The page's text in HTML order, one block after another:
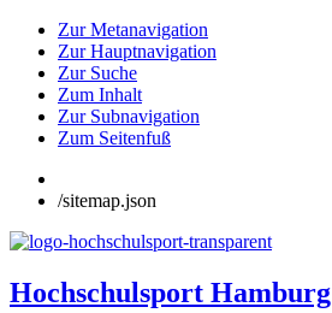
Zur Metanavigation
Zur Hauptnavigation
Zur Suche
Zum Inhalt
Zur Subnavigation
Zum Seitenfuß
/sitemap.json
Hochschulsport Hamburg